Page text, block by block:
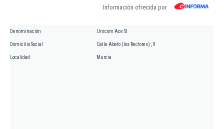
Información ofrecida por
Denominación Unicom Ace Sl
Domicilio Social Calle Abeto (los Rectores) , 9
Localidad Murcia